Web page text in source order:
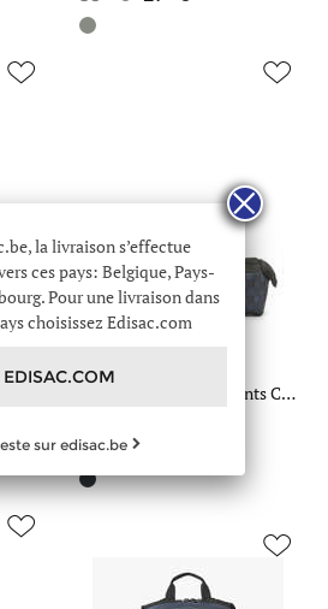
RIP CURL
Trousse 2 compartiments Checkers
1390 9
la livraison s’effectue
ces pays: Belgique, Pays-
Pour une livraison dans
choisissez Edisac.com
EDISAC.COM
sur edisac.be